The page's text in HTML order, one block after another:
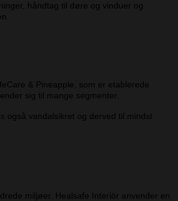
håndtag til døre og vinduer og
& Pineapple, som er etablerede
sig til mange segmenter.
også vandalsikret og derved til mindst
miljøer. Healsafe Interiör anvender en